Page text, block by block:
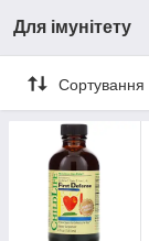
Для імунітету
Сортування